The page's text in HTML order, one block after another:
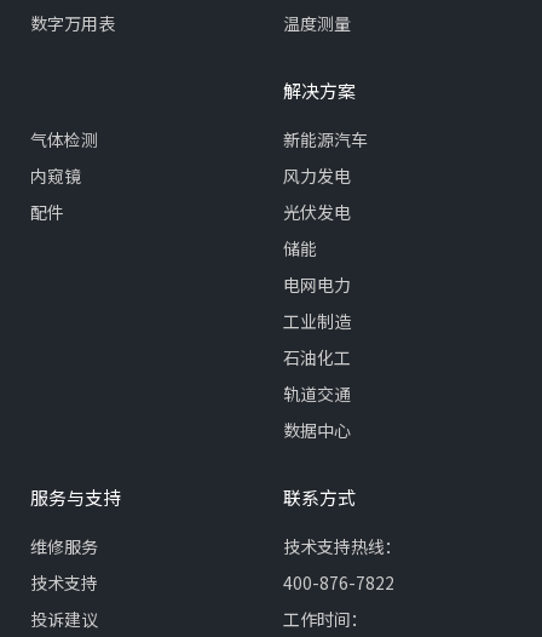
数字万用表
温度测量
气体检测
内窥镜
配件
解决方案
新能源汽车
风力发电
光伏发电
储能
电网电力
工业制造
石油化工
轨道交通
数据中心
服务与支持
维修服务
技术支持
投诉建议
联系方式
技术支持热线：
400-876-7822
工作时间：